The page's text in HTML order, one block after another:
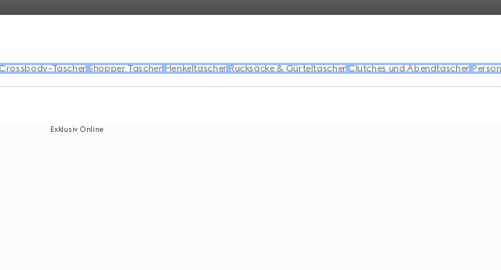
Crossbody-Taschen Shopper Taschen Henkeltaschen Rucksäcke & Gürteltaschen Clutches und Abendtaschen
Exklusiv Online